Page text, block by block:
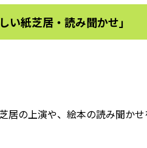
い紙芝居・読み聞かせ」
の上演や、絵本の読み聞かせ